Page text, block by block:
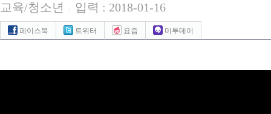
교육/청소년 입력 : 2018-01-16
페이스북 트위터 요즘 미투데이